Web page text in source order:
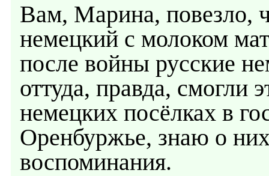
Вам, Марина, повезло,
немецкий с молоком
после войны русские
оттуда, правда, смогли
немецких посёлках в
Оренбуржье, знаю о
воспоминания.